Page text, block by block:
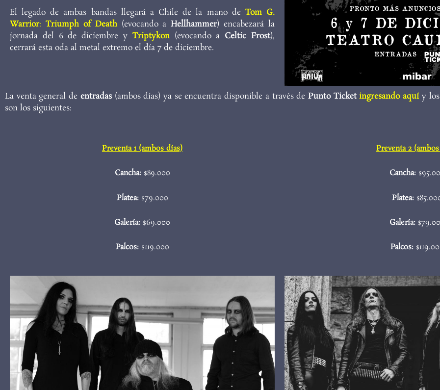
El legado de ambas bandas llegará a Chile de la mano de Tom G.
Warrior: Triumph of Death(evocando aHellhammer) encabezará la
jornada del 6 de diciembre y Triptykon (evocando a Celtic Frost),
cerrará esta oda al metal extremo el día 7 de diciembre.
La venta general de entradas (ambos días) ya se encuentra disponible a través de Punto Ticket ingresando aquí y
son los siguientes:
Preventa 1 (ambos días)
Cancha: $89.000
Platea: $79.000
Galería: $69.000
Palcos: $119.000
Preventa 2
Cancha:
Platea:
Galería:
Palcos: